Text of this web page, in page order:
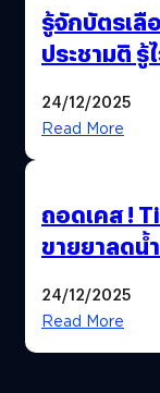
รู้จักบัตรเลื
ประชามติ รู้
24/12/2025
Read More
ถอดเคส !
ขายยาลดน้
24/12/2025
Read More